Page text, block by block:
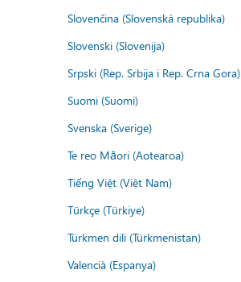
Slovenčina (Slovenská republika)
Slovenski (Slovenija)
Srpski (Rep. Srbija i Rep. Crna Gora)
Suomi (Suomi)
Svenska (Sverige)
Te reo Māori (Aotearoa)
Tiếng Việt (Việt Nam)
Türkçe (Türkiye)
Türkmen dili (Türkmenistan)
Valencià (Espanya)